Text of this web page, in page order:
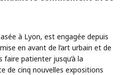
à Lyon, est engagée depuis
en avant de l’art urbain et de
faire patienter jusqu’à la
de cinq nouvelles expositions